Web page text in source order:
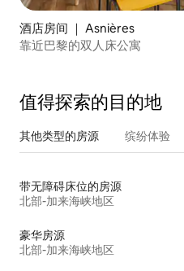
酒店房间 ｜ Asnières
靠近巴黎的双人床公寓
值得探索的目的地
其他类型的房源 缤纷体验
带无障碍床位的房源
北部-加来海峡地区
豪华房源
北部-加来海峡地区